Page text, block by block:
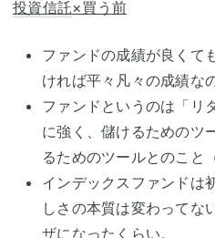
投資信託×買う前
ファンドの成績が良くて
ければ平々凡々の成績な
ファンドというのは「リ
に強く、儲けるためのツ
るためのツールとのこと
インデックスファンドは
しさの本質は変わってな
ザになったくらい。